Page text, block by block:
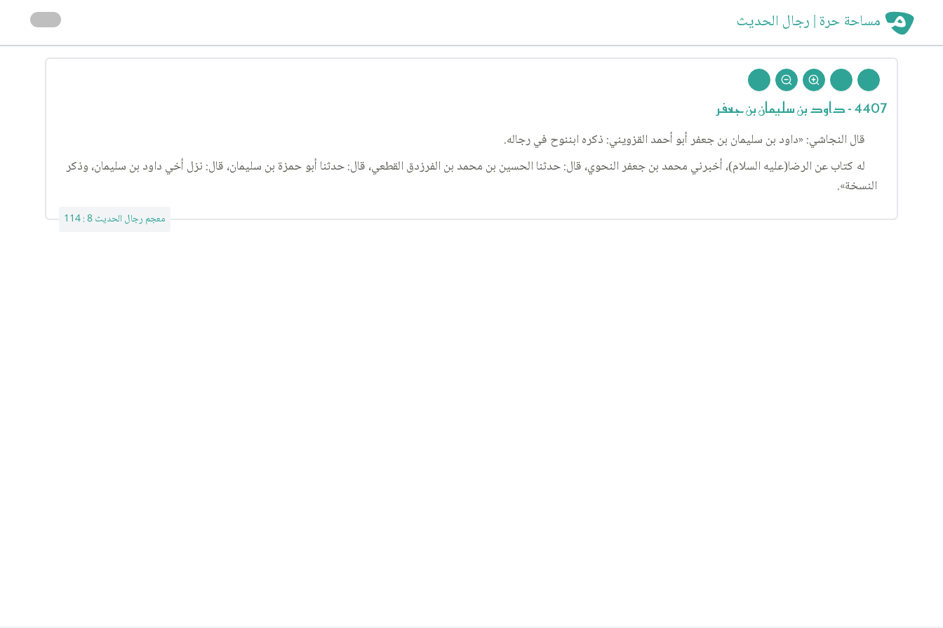
مساحة حرة | رجال الحديث
4407 - داود بن سليمان بن جعفر
قال النجاشي: «داود بن سليمان بن جعفر أبو أحمد القزويني: ذكره ابننوح في رجاله.
له كتاب عن الرضا(عليه السلام)، أخبرني محمد بن جعفر النحوي، قال: حدثنا الحسين بن محمد بن الفرزدق القطعي، قال: حدثنا أبو حمزة بن سليمان، قال: نزل أخي داود بن سليمان، وذكر
النسخة».
معجم رجال الحديث 8 : 114